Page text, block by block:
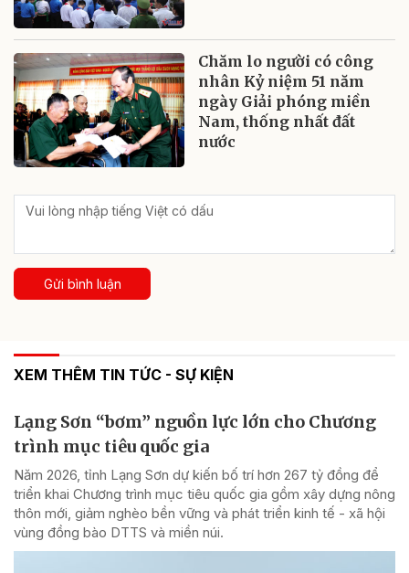
Chăm lo người có công
nhân Kỷ niệm 51 năm
ngày Giải phóng miền
Nam, thống nhất đất
nước
Gửi bình luận
XEM THÊM TIN TỨC - SỰ KIỆN
Lạng Sơn “bơm” nguồn lực lớn cho Chương
trình mục tiêu quốc gia
Năm 2026, tỉnh Lạng Sơn dự kiến bố trí hơn 267 tỷ đồng để
triển khai Chương trình mục tiêu quốc gia gồm xây dựng nông
thôn mới, giảm nghèo bền vững và phát triển kinh tế - xã hội
vùng đồng bào DTTS và miền núi.